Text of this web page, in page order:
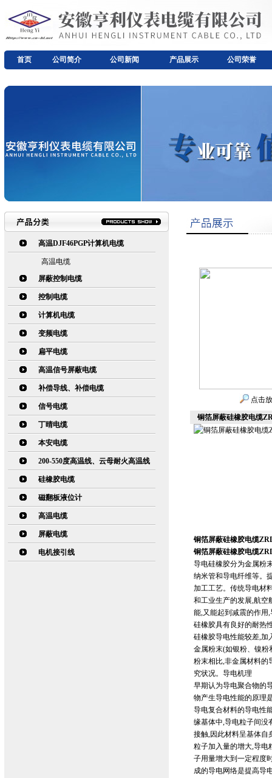
首页 公司简介 公司新闻 产品展示 公司荣誉
高温DJF46PGP计算机电缆
高温电缆
屏蔽控制电缆
控制电缆
计算机电缆
变频电缆
扁平电缆
高温信号屏蔽电缆
补偿导线、补偿电缆
信号电缆
丁晴电缆
本安电缆
200-550度高温线、云母耐火高温线
硅橡胶电缆
磁翻板液位计
高温电缆
屏蔽电缆
电机接引线
点击
铜箔屏蔽硅橡胶电缆
铜箔屏蔽硅橡胶电缆
铜箔屏蔽硅橡胶电缆
导电硅橡胶分为金属粉
纳米管和导电纤维等。
加工工艺。传统导电材
和工业生产的发展,航空
能,又能起到减震的作用
硅橡胶具有良好的耐热
硅橡胶导电性能较差,加
金属粉末(如银粉、镍粉
粉末相比,非金属材料的
究状况。导电机理
早期认为导电聚合物的
物产生导电性能的原理
导电复合材料的导电性
缘基体中,导电粒子间没
接触,因此材料呈基体自
粒子加入量的增大,导电
子用量增大到一定程度
成的导电网络是提高导